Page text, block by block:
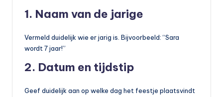
1. Naam van de jarige
Vermeld duidelijk wie er jarig is. Bijvoorbeeld: “Sara
wordt 7 jaar!”
2. Datum en tijdstip
Geef duidelijk aan op welke dag het feestje plaatsvindt